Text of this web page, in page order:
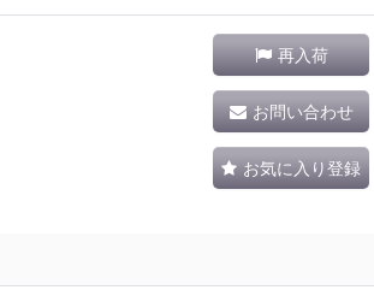
再入荷
お問い合わせ
お気に入り登録